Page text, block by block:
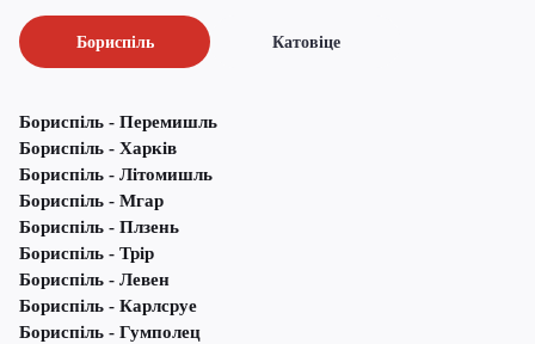
Бориспіль Катовіце
Бориспіль - Перемишль
Бориспіль - Харків
Бориспіль - Літомишль
Бориспіль - Мгар
Бориспіль - Плзень
Бориспіль - Трір
Бориспіль - Левен
Бориспіль - Карлсруе
Бориспіль - Гумполец